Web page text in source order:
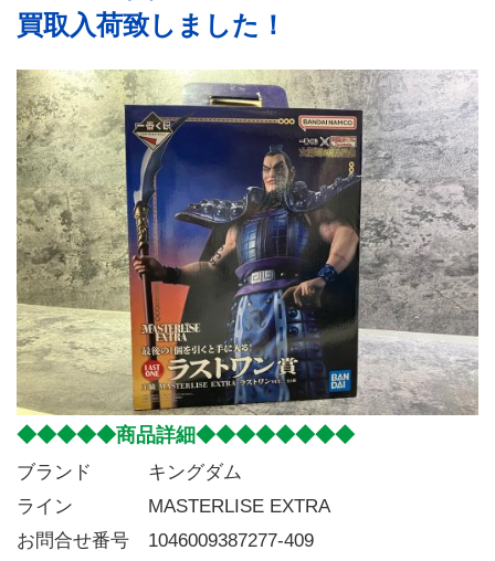
買取入荷致しました！
◆◆◆◆◆商品詳細◆◆◆◆◆◆◆◆
ブランド   キングダム
ライン    MASTERLISE EXTRA
お問合せ番号 1046009387277-409